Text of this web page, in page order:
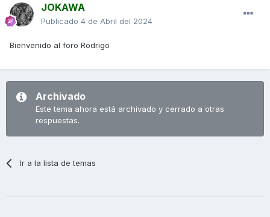
JOKAWA
Publicado 4 de Abril del 2024
Bienvenido al foro Rodrigo
Archivado
Este tema ahora está archivado y cerrado a otras
respuestas.
Ir a la lista de temas